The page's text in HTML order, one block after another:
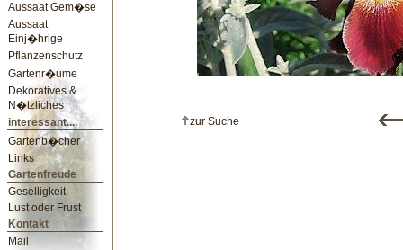
Aussaat Gem�se
Aussaat
Einj�hrige
Pflanzenschutz
Gartenr�ume
Dekoratives &
N�tzliches
interessant....
Gartenb�cher
Links
Gartenfreude
Geselligkeit
Lust oder Frust
Kontakt
Mail
zur Suche